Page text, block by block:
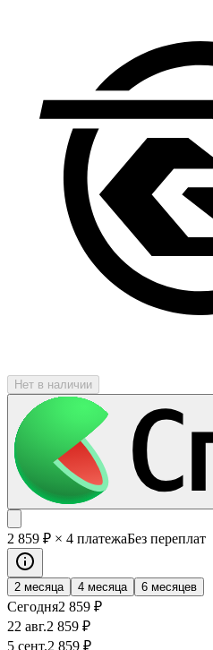
Нет в наличии
2 859 ₽ × 4 платежаБез переплат
2 месяца 4 месяца 6 месяцев
Сегодня2 859 ₽
22 авг.2 859 ₽
5 сент.2 859 ₽